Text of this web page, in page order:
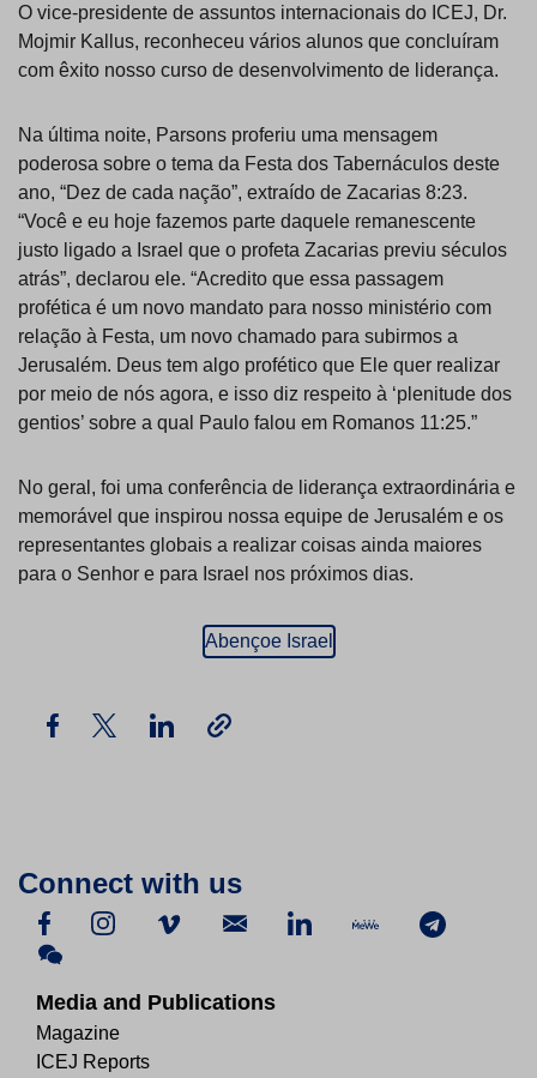
O vice-presidente de assuntos internacionais do ICEJ, Dr.
Mojmir Kallus, reconheceu vários alunos que concluíram
com êxito nosso curso de desenvolvimento de liderança.
Na última noite, Parsons proferiu uma mensagem
poderosa sobre o tema da Festa dos Tabernáculos deste
ano, “Dez de cada nação”, extraído de Zacarias 8:23.
“Você e eu hoje fazemos parte daquele remanescente
justo ligado a Israel que o profeta Zacarias previu séculos
atrás”, declarou ele. “Acredito que essa passagem
profética é um novo mandato para nosso ministério com
relação à Festa, um novo chamado para subirmos a
Jerusalém. Deus tem algo profético que Ele quer realizar
por meio de nós agora, e isso diz respeito à ‘plenitude dos
gentios’ sobre a qual Paulo falou em Romanos 11:25.”
No geral, foi uma conferência de liderança extraordinária e
memorável que inspirou nossa equipe de Jerusalém e os
representantes globais a realizar coisas ainda maiores
para o Senhor e para Israel nos próximos dias.
Abençoe Israel
Connect with us
Media and Publications
Magazine
ICEJ Reports